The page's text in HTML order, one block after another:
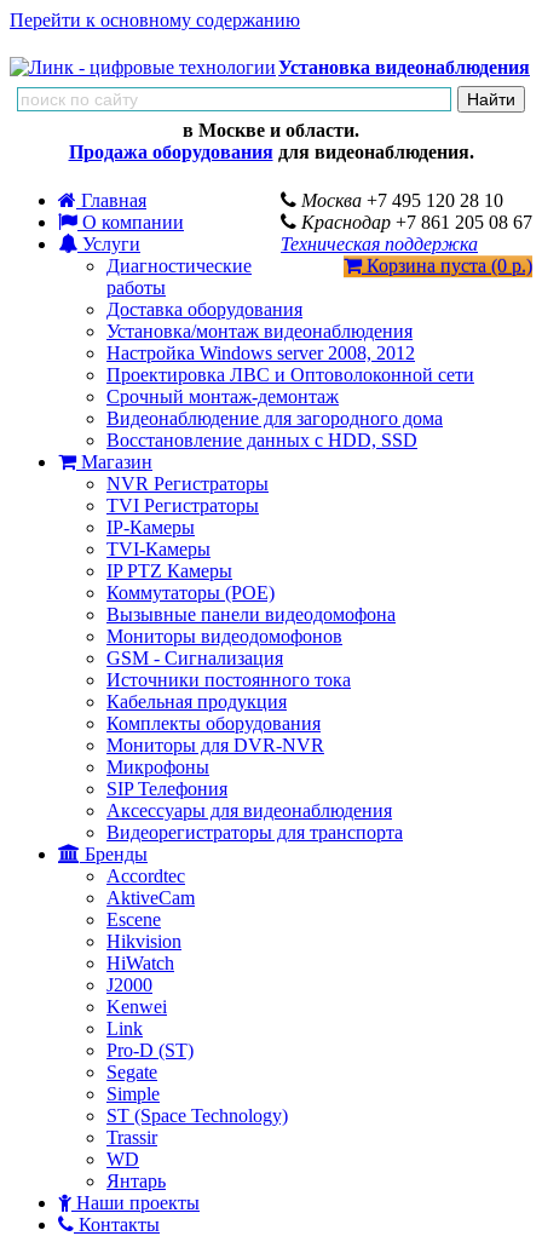
Перейти к основному содержанию
Установка видеонаблюдения
в Москве и области.
Продажа оборудованиядля видеонаблюдения.
Москва +7 495 120 28 10
Краснодар +7 861 205 08 67
Техническая поддержка
Корзина пуста (0 р.)
Главная
О компании
Услуги
Диагностические
работы
Доставка оборудования
Установка/монтаж видеонаблюдения
Настройка Windows server 2008, 2012
Проектировка ЛВС и Оптоволоконной сети
Срочный монтаж-демонтаж
Видеонаблюдение для загородного дома
Восстановление данных с HDD, SSD
Магазин
NVR Регистраторы
TVI Регистраторы
IP-Камеры
TVI-Камеры
IP PTZ Камеры
Коммутаторы (POE)
Вызывные панели видеодомофона
Мониторы видеодомофонов
GSM - Сигнализация
Источники постоянного тока
Кабельная продукция
Комплекты оборудования
Мониторы для DVR-NVR
Микрофоны
SIP Телефония
Аксессуары для видеонаблюдения
Видеорегистраторы для транспорта
Бренды
Accordtec
AktiveCam
Escene
Hikvision
HiWatch
J2000
Kenwei
Link
Pro-D (ST)
Segate
Simple
ST (Space Technology)
Trassir
WD
Янтарь
Наши проекты
Контакты